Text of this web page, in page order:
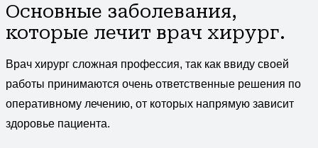
Основные заболевания,
которые лечит врач хирург.
Врач хирург сложная профессия, так как ввиду своей
работы принимаются очень ответственные решения по
оперативному лечению, от которых напрямую зависит
здоровье пациента.